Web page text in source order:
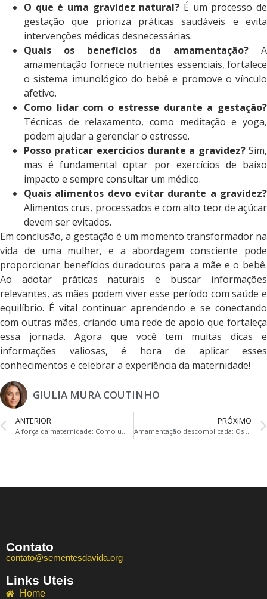
O que é uma gravidez natural? É um processo de
gestação que prioriza práticas saudáveis e evita
intervenções médicas desnecessárias.
Quais os benefícios da amamentação? A
amamentação fornece nutrientes essenciais, fortalece
o sistema imunológico do bebê e promove o vínculo
afetivo.
Como lidar com o estresse durante a gestação?
Técnicas de relaxamento, como meditação e yoga,
podem ajudar a gerenciar o estresse.
Posso praticar exercícios durante a gravidez?Sim,
mas é fundamental optar por exercícios de baixo
impacto e sempre consultar um médico.
Quais alimentos devo evitar durante a gravidez?
Alimentos crus, processados e com alto teor de açúcar
devem ser evitados.
Em conclusão, a gestação é um momento transformador na
vida de uma mulher, e a abordagem consciente pode
proporcionar benefícios duradouros para a mãe e o bebê.
Ao adotar práticas naturais e buscar informações
relevantes, as mães podem viver esse período com saúde e
equilíbrio. É vital continuar aprendendo e se conectando
com outras mães, criando uma rede de apoio que fortaleça
essa jornada. Agora que você tem muitas dicas e
informações valiosas, é hora de aplicar esses
conhecimentos e celebrar a experiência da maternidade!
GIULIA MURA COUTINHO
ANTERIOR PRÓXIMO
Contato
contato@sementesdavida.org
Links Uteis
Home